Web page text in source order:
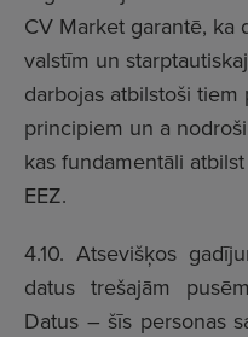
CV Market garantē, ka
valstīm un
darbojas atbilstoši
principiem un a
kas fundamentāli
EEZ.
4.10. Atsevišķos
datus trešajām
Datus – šīs personas